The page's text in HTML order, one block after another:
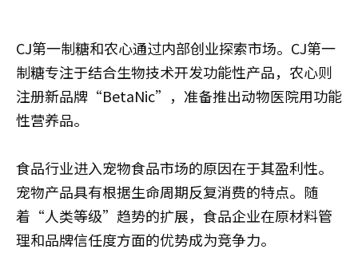
CJ第一制糖和农心通过内部创业探索市场。CJ第一
制糖专注于结合生物技术开发功能性产品，农心则
注册新品牌“BetaNic”，准备推出动物医院用功能
性营养品。
食品行业进入宠物食品市场的原因在于其盈利性。
宠物产品具有根据生命周期反复消费的特点。随
着“人类等级”趋势的扩展，食品企业在原材料管
理和品牌信任度方面的优势成为竞争力。